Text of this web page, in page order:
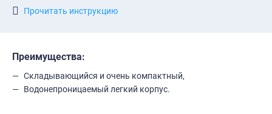
Прочитать инструкцию
Преимущества:
Складывающийся и очень компактный,
Водонепроницаемый легкий корпус.